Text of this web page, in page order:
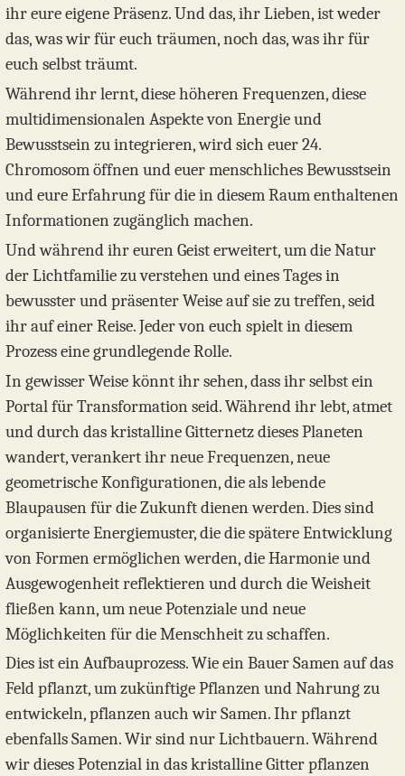
ihr eure eigene Präsenz. Und das, ihr Lieben, ist weder
das, was wir für euch träumen, noch das, was ihr für
euch selbst träumt.
Während ihr lernt, diese höheren Frequenzen, diese
multidimensionalen Aspekte von Energie und
Bewusstsein zu integrieren, wird sich euer 24.
Chromosom öffnen und euer menschliches Bewusstsein
und eure Erfahrung für die in diesem Raum enthaltenen
Informationen zugänglich machen.
Und während ihr euren Geist erweitert, um die Natur
der Lichtfamilie zu verstehen und eines Tages in
bewusster und präsenter Weise auf sie zu treffen, seid
ihr auf einer Reise. Jeder von euch spielt in diesem
Prozess eine grundlegende Rolle.
In gewisser Weise könnt ihr sehen, dass ihr selbst ein
Portal für Transformation seid. Während ihr lebt, atmet
und durch das kristalline Gitternetz dieses Planeten
wandert, verankert ihr neue Frequenzen, neue
geometrische Konfigurationen, die als lebende
Blaupausen für die Zukunft dienen werden. Dies sind
organisierte Energiemuster, die die spätere Entwicklung
von Formen ermöglichen werden, die Harmonie und
Ausgewogenheit reflektieren und durch die Weisheit
fließen kann, um neue Potenziale und neue
Möglichkeiten für die Menschheit zu schaffen.
Dies ist ein Aufbauprozess. Wie ein Bauer Samen auf das
Feld pflanzt, um zukünftige Pflanzen und Nahrung zu
entwickeln, pflanzen auch wir Samen. Ihr pflanzt
ebenfalls Samen. Wir sind nur Lichtbauern. Während
wir dieses Potenzial in das kristalline Gitter pflanzen